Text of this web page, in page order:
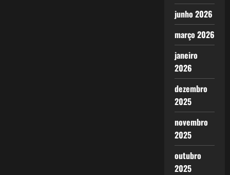
junho 2026
março 2026
janeiro
2026
dezembro
2025
novembro
2025
outubro
2025